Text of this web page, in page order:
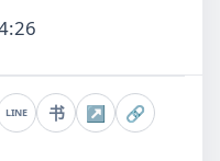
LINE 书 ↗ 🔗